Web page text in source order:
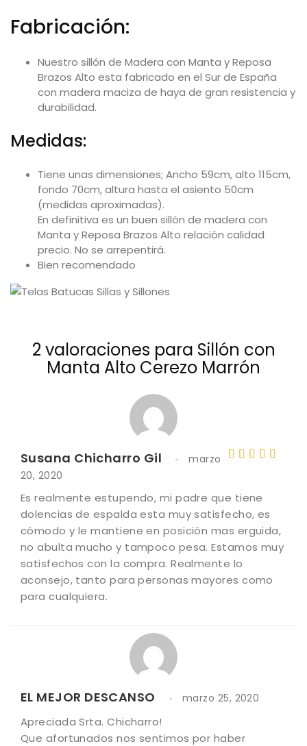
Fabricación:
Nuestro sillón de Madera con Manta y Reposa
Brazos Alto esta fabricado en el Sur de España
con madera maciza de haya de gran resistencia y
durabilidad.
Medidas:
Tiene unas dimensiones; Ancho 59cm, alto 115cm,
fondo 70cm, altura hasta el asiento 50cm
(medidas aproximadas).
En definitiva es un buen sillón de madera con
Manta y Reposa Brazos Alto relación calidad
precio. No se arrepentirá.
Bien recomendado
2 valoraciones para Sillón con
Manta Alto Cerezo Marrón
o con
de 5
Susana Chicharro Gil
marzo
20, 2020
Es realmente estupendo, mi padre que tiene
dolencias de espalda esta muy satisfecho, es
cómodo y le mantiene en posición mas erguida,
no abulta mucho y tampoco pesa. Estamos muy
satisfechos con la compra. Realmente lo
aconsejo, tanto para personas mayores como
para cualquiera.
EL MEJOR DESCANSO marzo 25, 2020
Apreciada Srta. Chicharro!
Que afortunados nos sentimos por haber